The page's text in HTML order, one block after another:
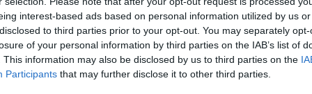
interest-based ads based on personal information utilized by us
to third parties prior to your opt-out. You may separately
of your personal information by third parties on the IAB’s list of
This information may also be disclosed by us to third parties on the
Participants that may further disclose it to other third parties.
de Societatea ornitologică Română, care
anunță...